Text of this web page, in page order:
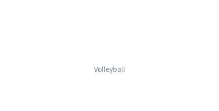
Volleyball